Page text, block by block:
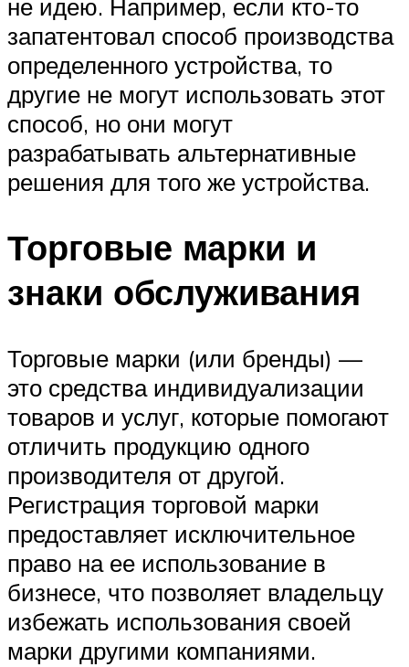
не идею. Например, если кто-то
запатентовал способ производства
определенного устройства, то
другие не могут использовать этот
способ, но они могут
разрабатывать альтернативные
решения для того же устройства.
Торговые марки и
знаки обслуживания
Торговые марки (или бренды) —
это средства индивидуализации
товаров и услуг, которые помогают
отличить продукцию одного
производителя от другой.
Регистрация торговой марки
предоставляет исключительное
право на ее использование в
бизнесе, что позволяет владельцу
избежать использования своей
марки другими компаниями.